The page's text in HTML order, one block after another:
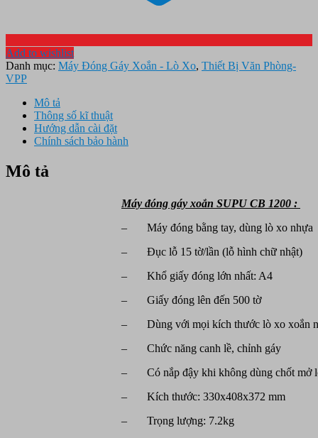
Add to wishlist
Danh mục: Máy Đóng Gáy Xoắn - Lò Xo, Thiết Bị Văn Phòng-
VPP
Mô tả
Thông số kĩ thuật
Hướng dẫn cài đặt
Chính sách bảo hành
Mô tả
Máy đóng gáy xoắn SUPU CB 1200 :
– Máy đóng bằng tay, dùng lò xo nhựa
– Đục lỗ 15 tờ/lần (lỗ hình chữ nhật)
– Khổ giấy đóng lớn nhất: A4
– Giấy đóng lên đến 500 tờ
– Dùng với mọi kích thước lò xo xoắn
– Chức năng canh lề, chỉnh gáy
– Có nắp đậy khi không dùng chốt mở
– Kích thước: 330x408x372 mm
– Trọng lượng: 7.2kg